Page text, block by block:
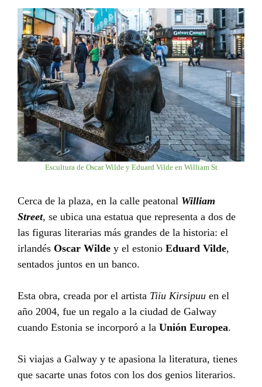
Escultura de Oscar Wilde y Eduard Vilde en William St
Cerca de la plaza, en la calle peatonal William
Street, se ubica una estatua que representa a dos de
las figuras literarias más grandes de la historia: el
irlandés Oscar Wilde y el estonio Eduard Vilde,
sentados juntos en un banco.
Esta obra, creada por el artista Tiiu Kirsipuu en el
año 2004, fue un regalo a la ciudad de Galway
cuando Estonia se incorporó a la Unión Europea.
Si viajas a Galway y te apasiona la literatura, tienes
que sacarte unas fotos con los dos genios literarios.